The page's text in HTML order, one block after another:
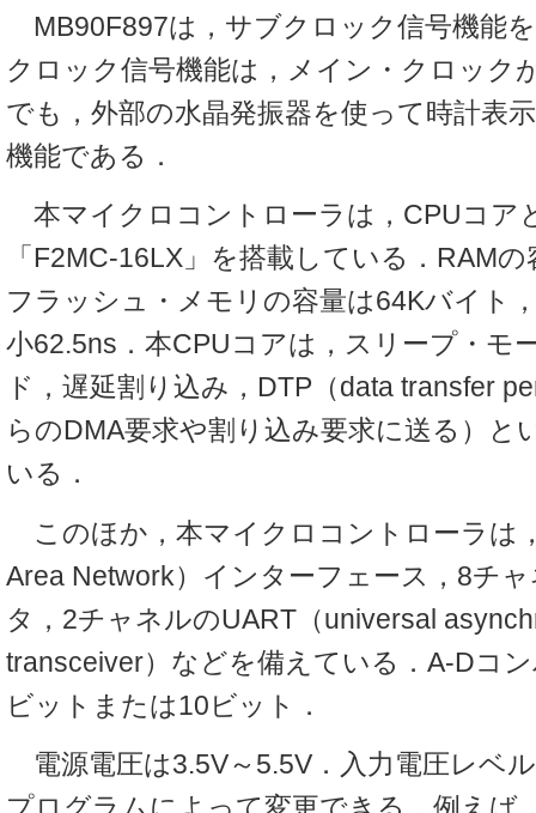
MB90F897は，サブクロック信号機能
クロック信号機能は，メイン・クロック
でも，外部の水晶発振器を使って時計表
機能である．
本マイクロコントローラは，CPUコア
「F2MC-16LX」を搭載している．RAM
フラッシュ・メモリの容量は64Kバイト
小62.5ns．本CPUコアは，スリープ・モ
ド，遅延割り込み，DTP（data transfer
らのDMA要求や割り込み要求に送る）と
いる．
このほか，本マイクロコントローラは
Area Network）インターフェース，8チ
タ，2チャネルのUART（universal
transceiver）などを備えている．A-Dコ
ビットまたは10ビット．
電源電圧は3.5V～5.5V．入力電圧レベ